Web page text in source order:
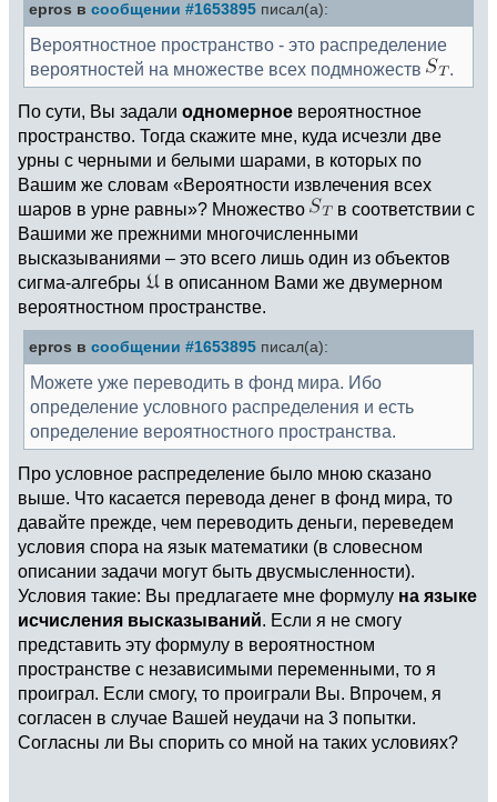
epros в сообщении #1653895 писал(а):
Вероятностное пространство - это распределение
вероятностей на множестве всех подмножеств
.
По сути, Вы задали одномерное вероятностное
пространство. Тогда скажите мне, куда исчезли две
урны с черными и белыми шарами, в которых по
Вашим же словам «Вероятности извлечения всех
шаров в урне равны»? Множество
в соответствии с
Вашими же прежними многочисленными
высказываниями – это всего лишь один из объектов
сигма-алгебры
в описанном Вами же двумерном
вероятностном пространстве.
epros в сообщении #1653895 писал(а):
Можете уже переводить в фонд мира. Ибо
определение условного распределения и есть
определение вероятностного пространства.
Про условное распределение было мною сказано
выше. Что касается перевода денег в фонд мира, то
давайте прежде, чем переводить деньги, переведем
условия спора на язык математики (в словесном
описании задачи могут быть двусмысленности).
Условия такие: Вы предлагаете мне формулу на языке
исчисления высказываний. Если я не смогу
представить эту формулу в вероятностном
пространстве с независимыми переменными, то я
проиграл. Если смогу, то проиграли Вы. Впрочем, я
согласен в случае Вашей неудачи на 3 попытки.
Согласны ли Вы спорить со мной на таких условиях?